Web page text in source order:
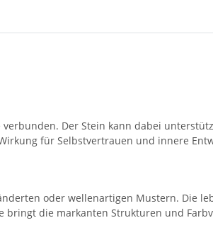
Der Stein kann dabei
für Selbstvertrauen und innere
oder wellenartigen Mustern. Die
die markanten Strukturen und